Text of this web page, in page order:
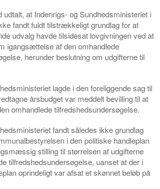
udtalt, at Indenrigs- og Sundhedsministeriet i
fandt fuldt tilstrækkeligt grundlag for at
udvalg havde tilsidesat lovgivningen ved at
igangsættelse af den omhandlede
herunder beslutning om udgifterne til
lagde i den foreliggende sag til
årsbudget var meddelt bevilling til at
omhandlede tilfredshedsundersøgelse.
fandt således ikke grundlag
i den politiske handleplan
stilling til størrelsen af udgifterne
tilfredshedsundersøgelse, uanset at der i
oprindeligt var afsat et skønnet beløb på